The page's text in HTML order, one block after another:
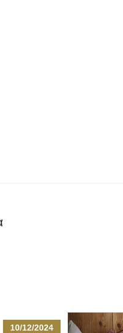
10/12/2024